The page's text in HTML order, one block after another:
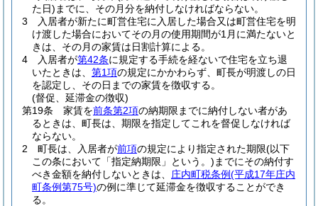
た日) までに、その月分を納付しなければならない。
3
入居者が新たに町営住宅に入居した場合又は町営住宅を明
け渡した場合においてその月の使用期間が1月に満たないと
きは、その月の家賃は日割計算による。
4
入居者が第42条に規定する手続を経ないで住宅を立ち退
いたときは、 第1項の規定にかかわらず、町長が明渡しの日
を認定し、その日までの家賃を徴収する。
(督促、延滞金の徴収)
第19条
家賃を前条第2項の納期限までに納付しない者があ
るときは、町長は、期限を指定してこれを督促しなければ
ならない。
2
町長は、入居者が前項の規定により指定された期限(以下
この条において「指定納期限」という。) までにその納付す
べき金額を納付しないときは、 庄内町税条例(平成17年庄内
町条例第75号)の例に準じて延滞金を徴収することができ
る。